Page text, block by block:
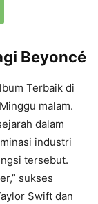
Beyoncé
Terbaik di
malam.
dalam
industri
tersebut.
sukses
Swift dan